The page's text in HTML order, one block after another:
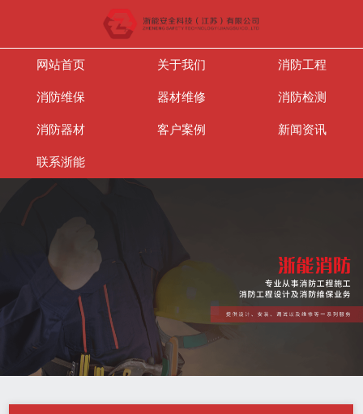
网站首页 关于我们 消防工程
消防维保 器材维修 消防检测
消防器材 客户案例 新闻资讯
联系浙能